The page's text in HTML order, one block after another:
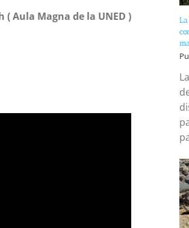
( Aula Magna de la UNED )